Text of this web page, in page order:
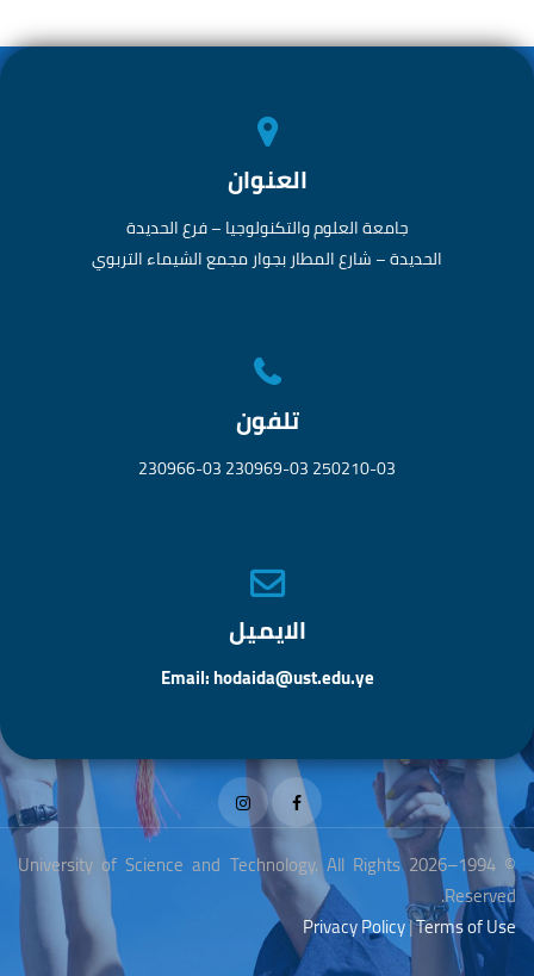
ok
o
العنوان
جامعة العلوم والتكنولوجيا – فرع الحديدة
الحديدة – شارع المطار بجوار مجمع الشيماء التربوي
تلفون
250210-03 230969-03 230966-03
الايميل
Email: hodaida@ust.edu.ye
© 1994–2026 University of Science and Technology. All Rights
Reserved.
Privacy Policy|Terms of Use